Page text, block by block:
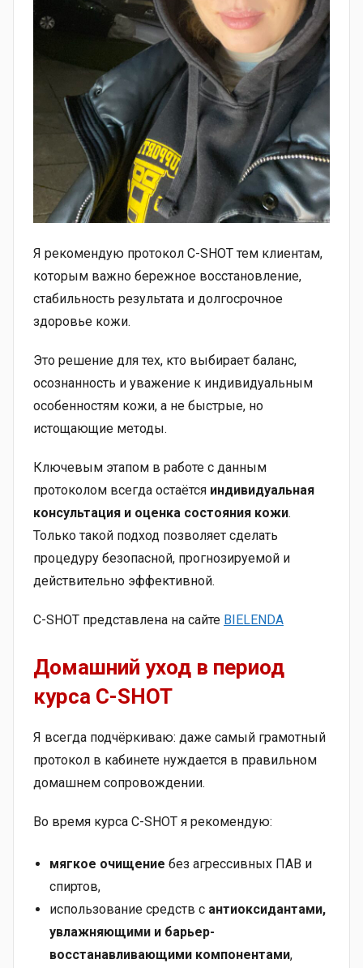
Я рекомендую протокол C-SHOT тем клиентам,
которым важно бережное восстановление,
стабильность результата и долгосрочное
здоровье кожи.
Это решение для тех, кто выбирает баланс,
осознанность и уважение к индивидуальным
особенностям кожи, а не быстрые, но
истощающие методы.
Ключевым этапом в работе с данным
протоколом всегда остаётся индивидуальная
консультация и оценка состояния кожи.
Только такой подход позволяет сделать
процедуру безопасной, прогнозируемой и
действительно эффективной.
C-SHOT представлена на сайте BIELENDA
Домашний уход в период
курса C-SHOT
Я всегда подчёркиваю: даже самый грамотный
протокол в кабинете нуждается в правильном
домашнем сопровождении.
Во время курса C-SHOT я рекомендую:
мягкое очищение без агрессивных ПАВ и
спиртов,
использование средств с антиоксидантами,
увлажняющими и барьер-
восстанавливающими компонентами,